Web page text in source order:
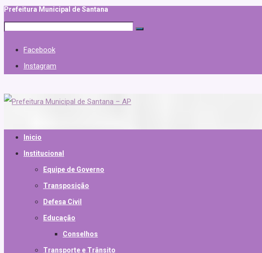
Prefeitura Municipal de Santana
Facebook
Instagram
Inicio
Institucional
Equipe de Governo
Transposição
Defesa Civil
Educação
Conselhos
Transporte e Trânsito